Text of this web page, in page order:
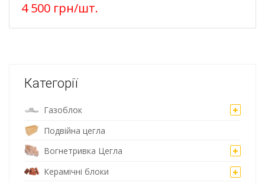
4 500 грн/шт.
Категорії
Газоблок
Подвійна цегла
Вогнетривка Цегла
Керамічні блоки